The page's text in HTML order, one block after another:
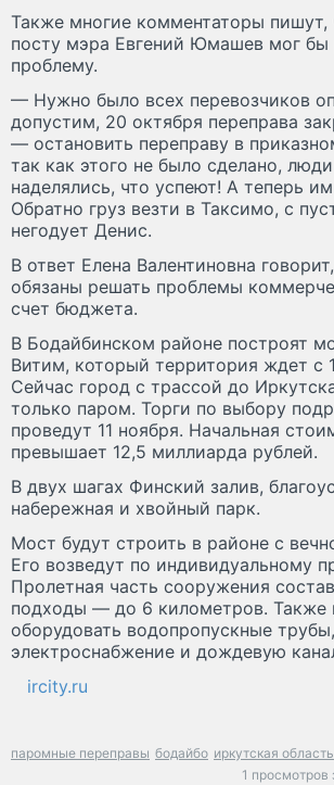
Также многие комментаторы пишут,
посту мэра Евгений Юмашев мог бы
проблему.
— Нужно было всех перевозчиков
допустим, 20 октября переправа
— остановить переправу в
так как этого не было сделано,
наделялись, что успеют! А теперь
Обратно груз везти в Таксимо, с
негодует Денис.
В ответ Елена Валентиновна
обязаны решать проблемы
счет бюджета.
В Бодайбинском районе построят
Витим, который территория ждет с
Сейчас город с трассой до
только паром. Торги по выбору
проведут 11 ноября. Начальная
превышает 12,5 миллиарда рублей.
В двух шагах Финский залив,
набережная и хвойный парк.
Мост будут строить в районе с
Его возведут по индивидуальному
Пролетная часть сооружения
подходы — до 6 километров. Также
оборудовать водопропускные трубы,
электроснабжение и дождевую
ircity.ru
паромные переправы бодайбо иркутская область
1 просмотров